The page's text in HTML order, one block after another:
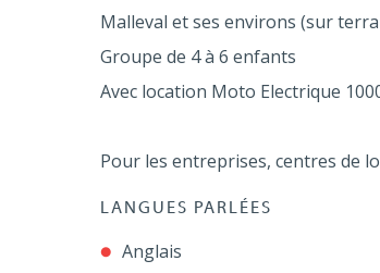
Malleval et ses environs (sur
Groupe de 4 à 6 enfants
Avec location Moto Electrique
Pour les entreprises, centres de
LANGUES PARLÉES
Anglais